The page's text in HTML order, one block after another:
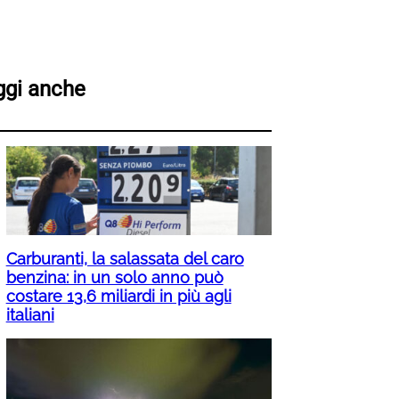
anche
Carburanti, la salassata del caro
benzina: in un solo anno può
costare 13,6 miliardi in più agli
italiani